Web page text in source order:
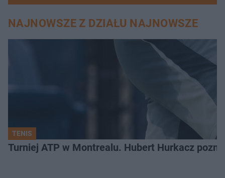
NAJNOWSZE Z DZIAŁU NAJNOWSZE
TENIS
Turniej ATP w Montrealu. Hubert Hurkacz